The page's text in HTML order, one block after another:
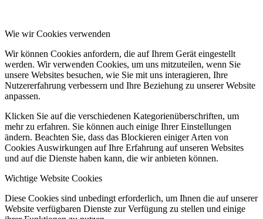
Wie wir Cookies verwenden
Wir können Cookies anfordern, die auf Ihrem Gerät eingestellt
werden. Wir verwenden Cookies, um uns mitzuteilen, wenn Sie
unsere Websites besuchen, wie Sie mit uns interagieren, Ihre
Nutzererfahrung verbessern und Ihre Beziehung zu unserer Website
anpassen.
Klicken Sie auf die verschiedenen Kategorienüberschriften, um
mehr zu erfahren. Sie können auch einige Ihrer Einstellungen
ändern. Beachten Sie, dass das Blockieren einiger Arten von
Cookies Auswirkungen auf Ihre Erfahrung auf unseren Websites
und auf die Dienste haben kann, die wir anbieten können.
Wichtige Website Cookies
Diese Cookies sind unbedingt erforderlich, um Ihnen die auf unserer
Website verfügbaren Dienste zur Verfügung zu stellen und einige